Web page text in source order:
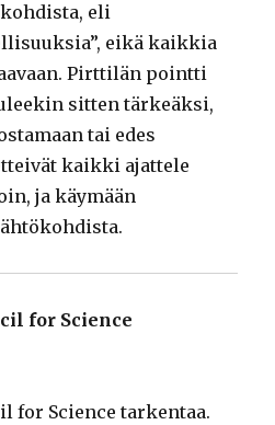
eli
eikä kaikkia
Pirttilän pointti
sitten tärkeäksi,
tai edes
kaikki ajattele
ja käymään
for Science
for Science tarkentaa.